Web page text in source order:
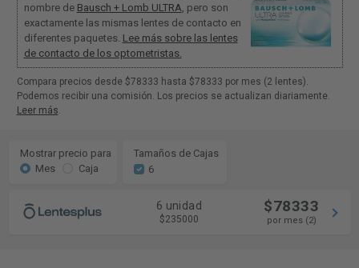
nombre de Bausch + Lomb ULTRA, pero son
exactamente las mismas lentes de contacto en
diferentes paquetes. Lee más sobre las lentes
de contacto de los optometristas.
Compara precios desde $78333 hasta $78333 por mes (2 lentes).
Podemos recibir una comisión. Los precios se actualizan diariamente.
Leer más.
Mostrar precio para
Mes
Caja
Tamaños de Cajas
6
6 unidad
$235000
$78333
por mes (2)